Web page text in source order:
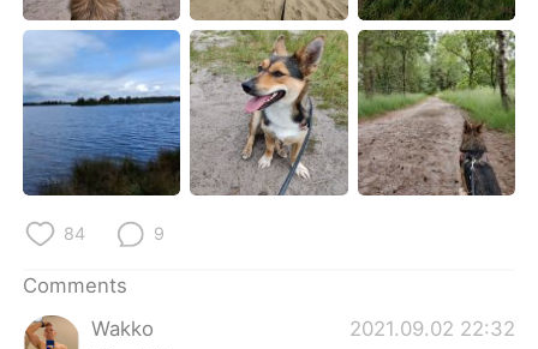
84 9
Comments
Wakko
2021.09.02 22:32